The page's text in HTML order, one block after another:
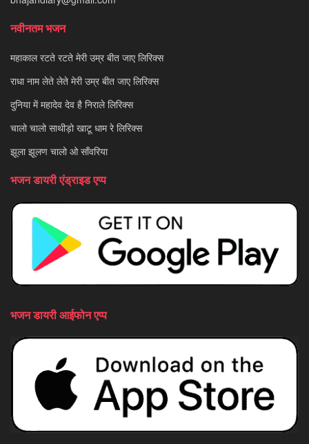
नवीनतम भजन
महाकाल रटते रटते मेरी उम्र बीत जाए लिरिक्स
राधा नाम लेते लेते मेरी उम्र बीत जाए लिरिक्स
दुनिया में महादेव देव है निराले लिरिक्स
चालो चालो साथीड़ो खाटू धाम रे लिरिक्स
झूला झूलण चालो ओ साँवरिया
भजन डायरी एंड्राइड एप्प
भजन डायरी आईफोन एप्प